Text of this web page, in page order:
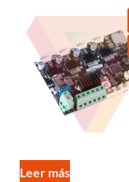
Leer más